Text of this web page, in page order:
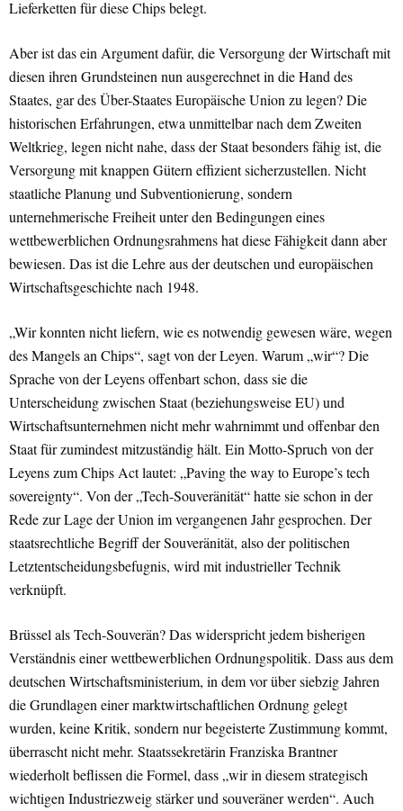
Lieferketten für diese Chips belegt.
Aber ist das ein Argument dafür, die Versorgung der Wirtschaft mit
diesen ihren Grundsteinen nun ausgerechnet in die Hand des
Staates, gar des Über-Staates Europäische Union zu legen? Die
historischen Erfahrungen, etwa unmittelbar nach dem Zweiten
Weltkrieg, legen nicht nahe, dass der Staat besonders fähig ist, die
Versorgung mit knappen Gütern effizient sicherzustellen. Nicht
staatliche Planung und Subventionierung, sondern
unternehmerische Freiheit unter den Bedingungen eines
wettbewerblichen Ordnungsrahmens hat diese Fähigkeit dann aber
bewiesen. Das ist die Lehre aus der deutschen und europäischen
Wirtschaftsgeschichte nach 1948.
„Wir konnten nicht liefern, wie es notwendig gewesen wäre, wegen
des Mangels an Chips“, sagt von der Leyen. Warum „wir“? Die
Sprache von der Leyens offenbart schon, dass sie die
Unterscheidung zwischen Staat (beziehungsweise EU) und
Wirtschaftsunternehmen nicht mehr wahrnimmt und offenbar den
Staat für zumindest mitzuständig hält. Ein Motto-Spruch von der
Leyens zum Chips Act lautet: „Paving the way to Europe’s tech
sovereignty“. Von der „Tech-Souveränität“ hatte sie schon in der
Rede zur Lage der Union im vergangenen Jahr gesprochen. Der
staatsrechtliche Begriff der Souveränität, also der politischen
Letztentscheidungsbefugnis, wird mit industrieller Technik
verknüpft.
Brüssel als Tech-Souverän? Das widerspricht jedem bisherigen
Verständnis einer wettbewerblichen Ordnungspolitik. Dass aus dem
deutschen Wirtschaftsministerium, in dem vor über siebzig Jahren
die Grundlagen einer marktwirtschaftlichen Ordnung gelegt
wurden, keine Kritik, sondern nur begeisterte Zustimmung kommt,
überrascht nicht mehr. Staatssekretärin Franziska Brantner
wiederholt beflissen die Formel, dass „wir in diesem strategisch
wichtigen Industriezweig stärker und souveräner werden“. Auch